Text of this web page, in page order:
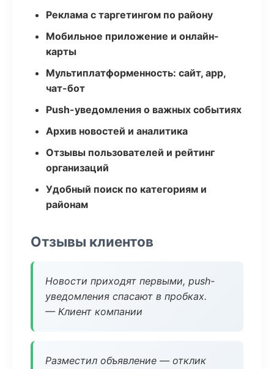
Реклама с таргетингом по району
Мобильное приложение и онлайн-
карты
Мультиплатформенность: сайт, app,
чат-бот
Push-уведомления о важных событиях
Архив новостей и аналитика
Отзывы пользователей и рейтинг
организаций
Удобный поиск по категориям и
районам
Отзывы клиентов
Новости приходят первыми, push-
уведомления спасают в пробках.
— Клиент компании
Разместил объявление — отклик